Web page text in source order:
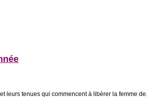
leurs tenues qui commencent à libérer la femme